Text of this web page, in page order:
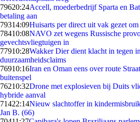
79620:24Accell, moederbedrijf Sparta en
betaling aan
79314:09Huisarts per direct uit vak gezet
78410:08NAVO zet wegens Russische
gevechtsvliegtuigen in
77910:28Wakker Dier dient klacht in tegen
duurzaamheidsclaims
76910:16Iran en Oman eens over route
buitenspel
76210:32Drone met explosieven bij Duits
hybride aanval
71422:14Nieuw slachtoffer in
Jan B. (66)